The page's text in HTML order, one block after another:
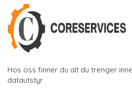
Hos oss finner du alt du trenger
datautstyr